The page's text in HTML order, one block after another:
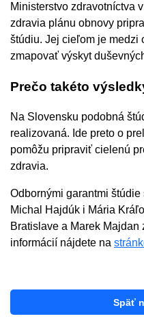
Ministerstvo zdravotníctva
zdravia plánu obnovy
štúdiu. Jej cieľom je medzi
zmapovať výskyt
Prečo takéto
Na Slovensku podobná
realizovaná. Ide preto o
pomôžu pripraviť cielenú
zdravia.
Odbornými garantmi
Michal Hajdúk i Mária
Bratislave a Marek
informácií nájdete na
Späť